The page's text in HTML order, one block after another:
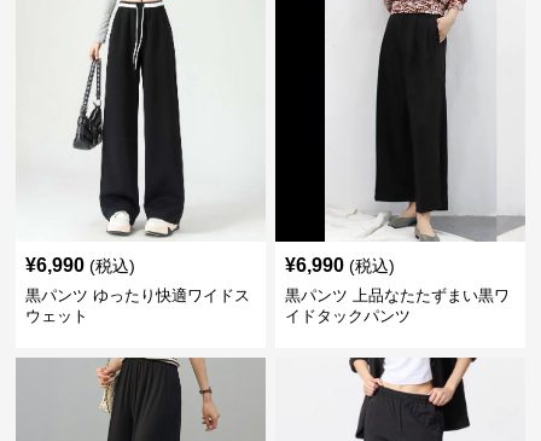
¥6,990 (税込)
黒パンツ ゆったり快適ワイドス
ウェット
¥6,990 (税込)
黒パンツ 上品なたたずまい黒ワ
イドタックパンツ